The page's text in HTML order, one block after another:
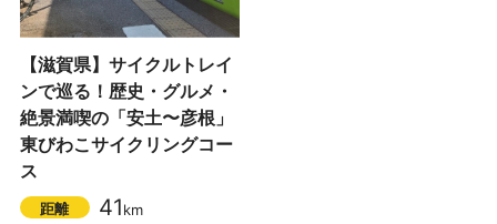
【滋賀県】サイクルトレイ
ンで巡る！歴史・グルメ・
絶景満喫の「安土〜彦根」
東びわこサイクリングコー
ス
距離 41km